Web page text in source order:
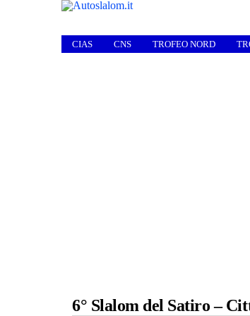
CIAS CNS TROFEO NORD
6° Slalom del Satiro –